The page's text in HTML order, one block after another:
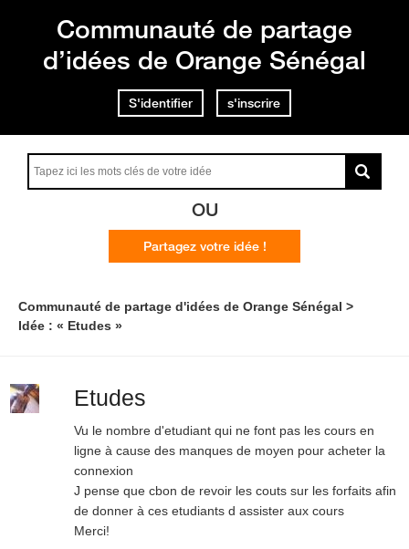
Communauté de partage
d’idées de Orange Sénégal
S'identifier s'inscrire
OU
Partagez votre idée !
Communauté de partage d'idées de Orange Sénégal
Idée : « Etudes »
Etudes
Vu le nombre d'etudiant qui ne font pas les cours en
ligne à cause des manques de moyen pour acheter la
connexion
J pense que cbon de revoir les couts sur les forfaits afin
de donner à ces etudiants d assister aux cours
Merci!